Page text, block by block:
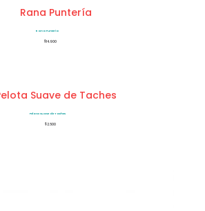
Rana Puntería
$14.900
Pelota Suave de Taches
$2.500